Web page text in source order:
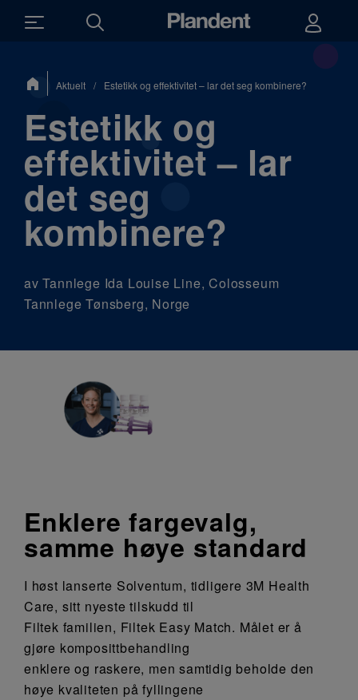
Du
er Aktuelt / Estetikk og effektivitet – lar det seg kombinere?
Estetikk og
effektivitet – lar
det seg
kombinere?
av Tannlege Ida Louise Line, Colosseum
Tannlege Tønsberg, Norge
Enklere fargevalg,
samme høye standard
I høst lanserte Solventum, tidligere 3M Health
Care, sitt nyeste tilskudd til
Filtek familien, Filtek Easy Match. Målet er å
gjøre komposittbehandling
enklere og raskere, men samtidig beholde den
høye kvaliteten på fyllingene